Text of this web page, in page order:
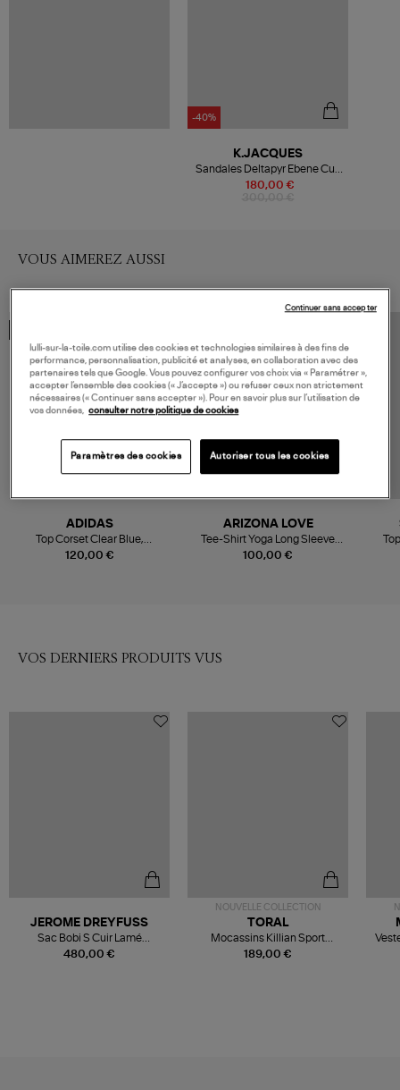
-40%
180,00 €
K.JACQUES
Sandales Deltapyr Ebene Cuir
Pul Noir Pyramides Argenté
VOUS AIMEREZ AUSSI
120,00 €
ADIDAS
Top Corset Clear Blue,
Collaboration Adidas X Miaou
100,00 €
ARIZONA LOVE
Tee-Shirt Yoga Long Sleeve
Navy
VOS DERNIERS PRODUITS VUS
480,00 €
JEROME DREYFUSS
Sac Bobi S Cuir Lamé
Champagne
NOUVELLE COLLECTION
189,00 €
TORAL
Mocassins Killian Sport
Mousse
lulli-sur-la-toile.com utilise des cookies et technologies similaires à des fins de
performance, personnalisation, publicité et analyses, en collaboration avec des
partenaires tels que Google. Vous pouvez configurer vos choix via « Paramétrer »,
accepter l’ensemble des cookies (« J’accepte ») ou refuser ceux non strictement
nécessaires (« Continuer sans accepter »). Pour en savoir plus sur l’utilisation de
vos données, consulter notre politique de cookies
Paramètres des cookies Autoriser tous les cookies
Continuer sans accepter